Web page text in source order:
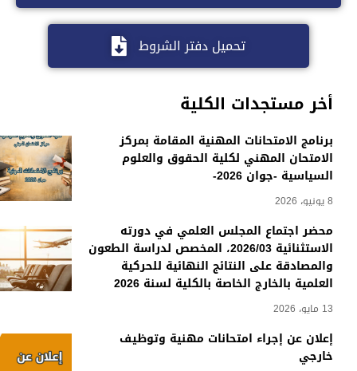
أخر مستجدات الكلية
برنامج الامتحانات المهنية المقامة بمركز
الامتحان المهني لكلية الحقوق والعلوم
السياسية -جوان 2026-
8 يونيو، 2026
محضر اجتماع المجلس العلمي في دورته
الاستثنائية 2026/03، المخصص لدراسة الطعون
والمصادقة على النتائج النهائية للحركية
العلمية بالخارج الخاصة بالكلية لسنة 2026
13 مايو، 2026
إعلان عن إجراء امتحانات مهنية وتوظيف
خارجي
تحميل دفتر الشروط